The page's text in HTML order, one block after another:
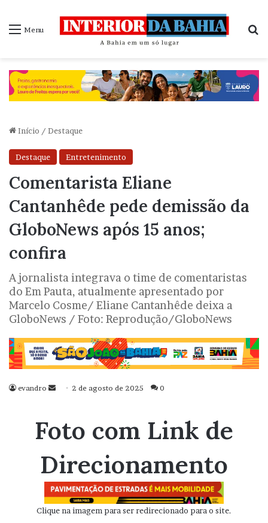
Menu
Início / Destaque
Destaque Entretenimento
Comentarista Eliane
Cantanhêde pede demissão da
GloboNews após 15 anos;
confira
A jornalista integrava o time de comentaristas
do Em Pauta, atualmente apresentado por
Marcelo Cosme/ Eliane Cantanhêde deixa a
GloboNews / Foto: Reprodução/GloboNews
evandro
Mande
mail
2 de agosto de 2025 0
Foto com Link de
Direcionamento
Clique na imagem para ser redirecionado para o site.